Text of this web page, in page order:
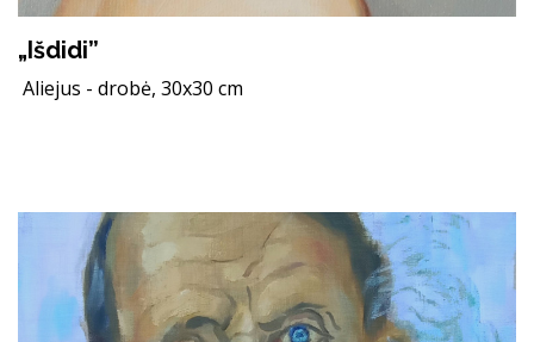
„Išdidi”
Aliejus - drobė, 30x30 cm